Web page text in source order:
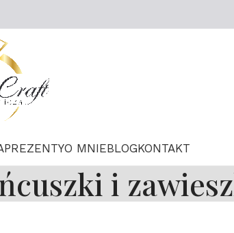
PREZENTYO MNIEBLOGKONTAKT
i